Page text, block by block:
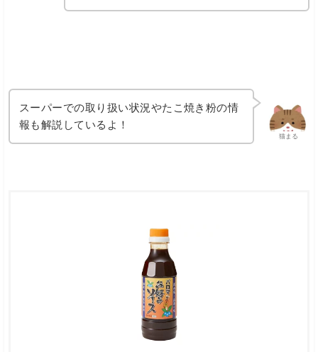
猫まる
スーパーでの取り扱い状況やたこ焼き粉の情
報も解説しているよ！